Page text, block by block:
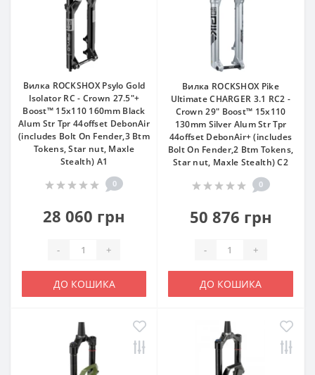
Вилка ROCKSHOX Psylo Gold
Isolator RC - Crown 27.5"+
Boost™ 15x110 160mm Black
Alum Str Tpr 44offset DebonAir
(includes Bolt On Fender,3 Btm
Tokens, Star nut, Maxle
Stealth) A1
0
28 060 грн
- +
ДО КОШИКА
Вилка ROCKSHOX Pike
Ultimate CHARGER 3.1 RC2 -
Crown 29" Boost™ 15x110
130mm Silver Alum Str Tpr
44offset DebonAir+ (includes
Bolt On Fender,2 Btm Tokens,
Star nut, Maxle Stealth) C2
0
50 876 грн
- +
ДО КОШИКА